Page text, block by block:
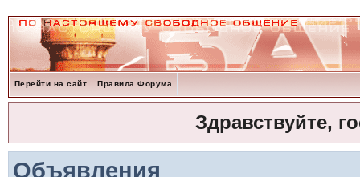
Перейти на сайт Правила Форума
Здравствуйте,
Объявления